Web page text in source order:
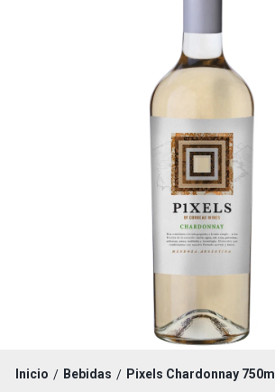
Inicio / Bebidas / Pixels Chardonnay 750ml